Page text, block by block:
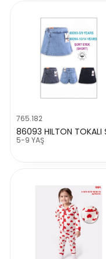
765.182
5-9 YAŞ